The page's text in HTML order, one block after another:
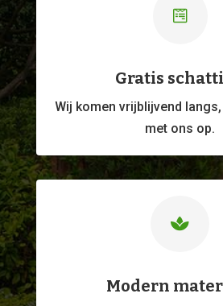

Gratis
Wij komen vrijblijvend
met ons op.

Modern